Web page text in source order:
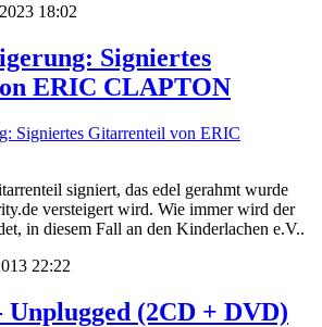
18:02
Signiertes
ERIC CLAPTON
signiert, das edel gerahmt wurde
versteigert wird. Wie immer wird der
in diesem Fall an den Kinderlachen e.V..
22:22
(2CD + DVD)